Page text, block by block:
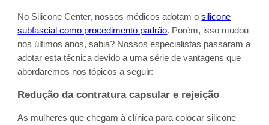
No Silicone Center, nossos médicos adotam osilicone
subfascial como procedimento padrão. Porém, isso mudou
nos últimos anos, sabia? Nossos especialistas passaram a
adotar esta técnica devido a uma série de vantagens que
abordaremos nos tópicos a seguir:
Redução da contratura capsular e rejeição
As mulheres que chegam à clínica para colocar silicone